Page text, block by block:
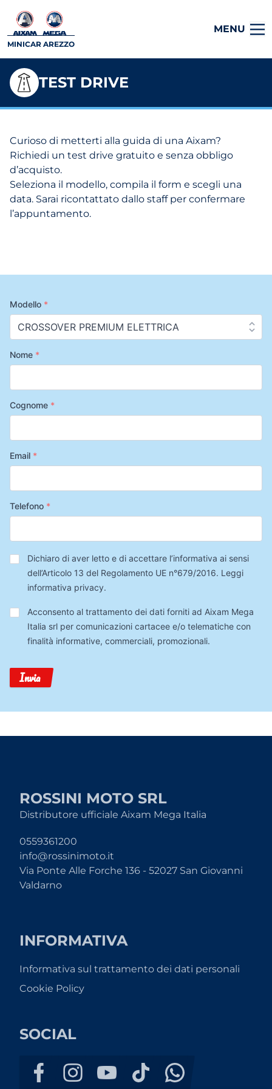
MINICAR AREZZO
MENU
TEST DRIVE
Curioso di metterti alla guida di una Aixam?
Richiedi un test drive gratuito e senza obbligo
d’acquisto.
Seleziona il modello, compila il form e scegli una
data. Sarai ricontattato dallo staff per confermare
l’appuntamento.
Modello *
Nome *
Cognome *
Email *
Telefono *
Privacy*
Dichiaro di aver letto e di accettare l’informativa ai sensi
dell’Articolo 13 del Regolamento UE n°679/2016. Leggi
informativa privacy.
Trattamento
Dati
Acconsento al trattamento dei dati forniti ad Aixam Mega
Italia srl per comunicazioni cartacee e/o telematiche con
finalità informative, commerciali, promozionali.
Invia
ROSSINI MOTO SRL
Distributore ufficiale Aixam Mega Italia
0559361200
info@rossinimoto.it
Via Ponte Alle Forche 136 - 52027 San Giovanni
Valdarno
INFORMATIVA
Informativa sul trattamento dei dati personali
Cookie Policy
SOCIAL